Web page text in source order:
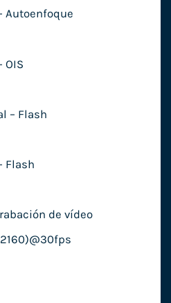
Autoenfoque
OIS
– Flash
Flash
de vídeo